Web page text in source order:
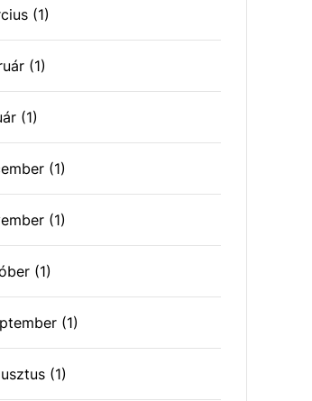
(1)
(1)
(1)
(1)
(1)
(1)
(1)
(1)